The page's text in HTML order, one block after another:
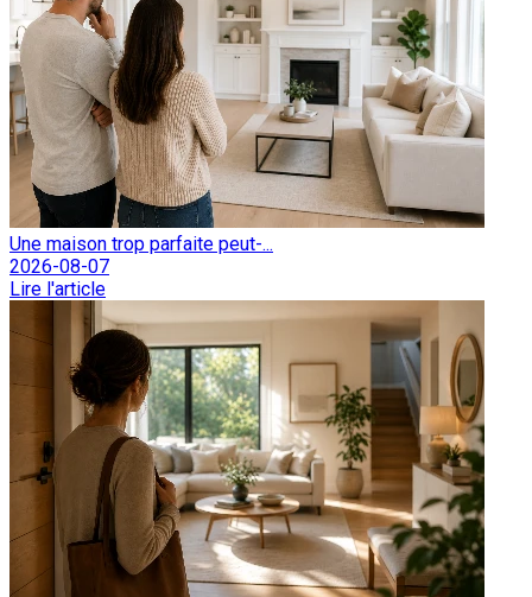
Une maison trop parfaite peut-...
2026-08-07
Lire l'article